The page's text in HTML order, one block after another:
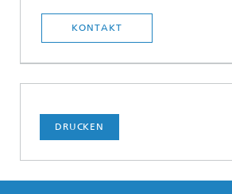
KONTAKT
DRUCKEN